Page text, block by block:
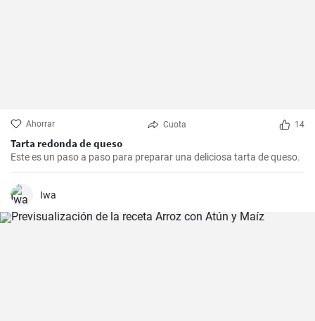
Ahorrar Cuota 14
Tarta redonda de queso
Este es un paso a paso para preparar una deliciosa tarta de queso.
Iwa